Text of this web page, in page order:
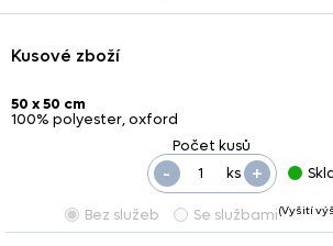
Kusové zboží
50 x 50 cm
100% polyester, oxford
ks +
-
Bez služeb Se službami(Vyšití